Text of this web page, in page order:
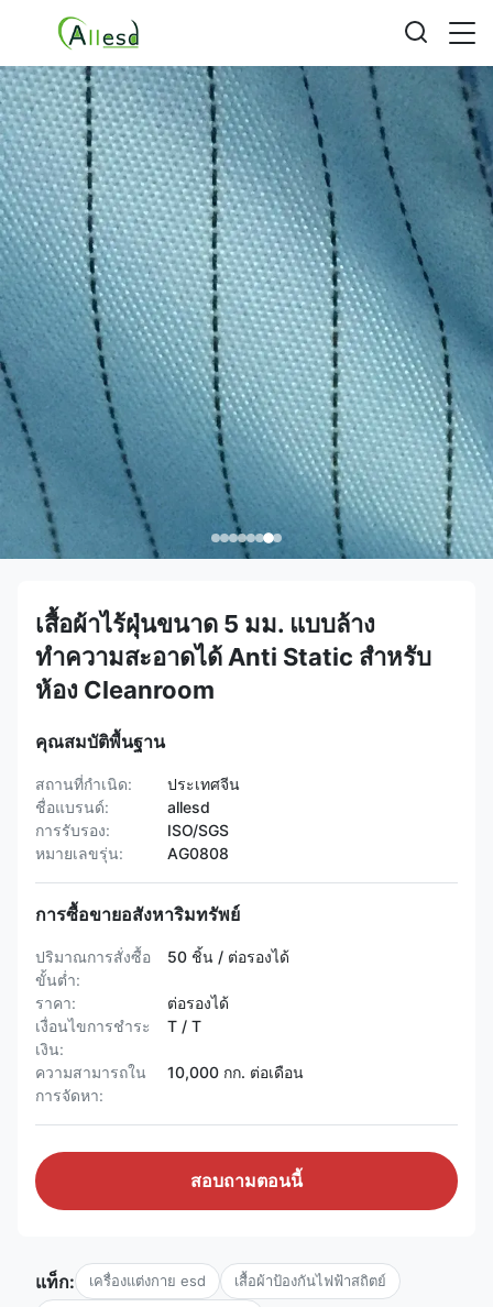
เสื้อผ้าไร้ฝุ่นขนาด 5 มม. แบบล้าง
ทำความสะอาดได้ Anti Static สำหรับ
ห้อง Cleanroom
คุณสมบัติพื้นฐาน
สถานที่กำเนิด:
ประเทศจีน
ชื่อแบรนด์:
allesd
การรับรอง:
ISO/SGS
หมายเลขรุ่น:
AG0808
การซื้อขายอสังหาริมทรัพย์
ปริมาณการสั่งซื้อ
ขั้นต่ำ:
50 ชิ้น / ต่อรองได้
ราคา:
ต่อรองได้
เงื่อนไขการชำระ
เงิน:
T / T
ความสามารถใน
การจัดหา:
10,000 กก. ต่อเดือน
สอบถามตอนนี้
แท็ก: เครื่องแต่งกาย esd เสื้อผ้าป้องกันไฟฟ้าสถิตย์